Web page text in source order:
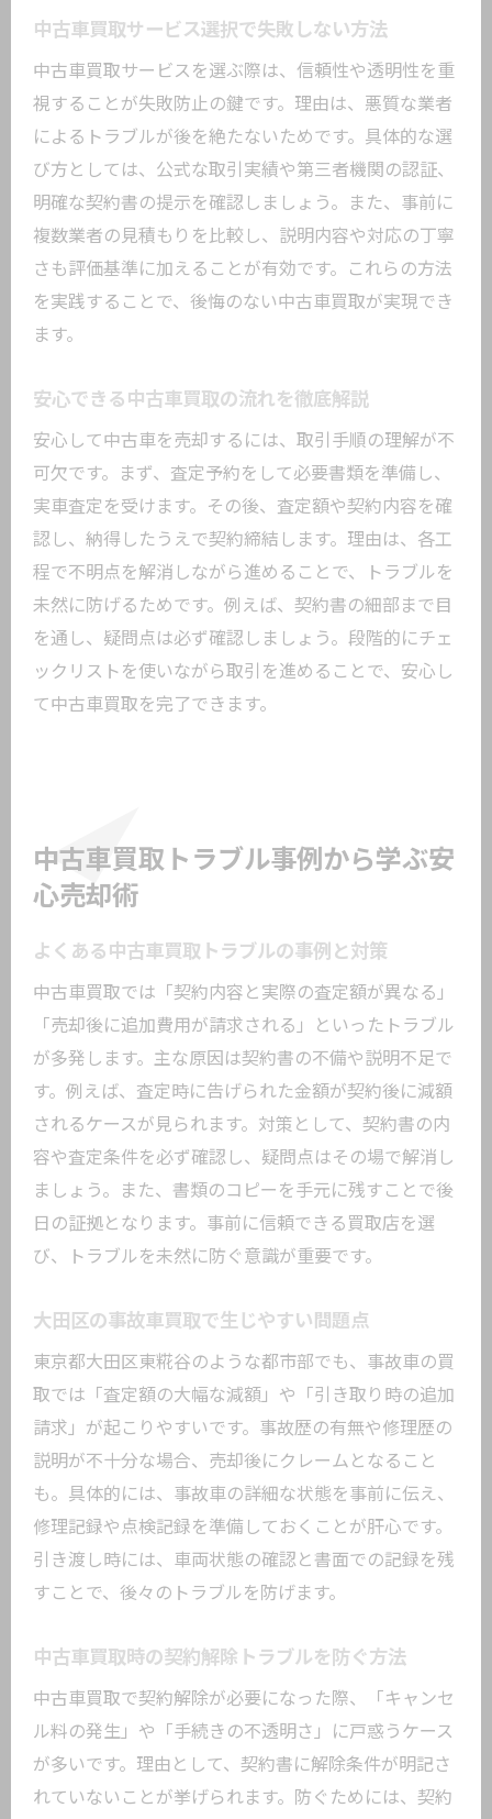
め
中古車買取トラブル時の相談窓口と利用
法
大田区の事故車買取で困った時の対処法
中古車買取トラブルの初期対応ポイント
車買取サービス利用後に起こる主な問題
例
用術
初めてでも安心な中古車買取手続きの全知識
中古車買取の流れと必要な手続き徹底解
説
中古車買取で初めての方が気をつけたい
点
車買取大田区でよく聞く疑問とその解決
法
中古車買取サービスの比較ポイント
トラブルを防ぐための手続きチェックリ
納得の売却へ導く中古車買取のポイント総ざ
らい
納得できる中古車買取サービスの選び方
信頼できる買取業者を見極めるチェック
法
中古車買取で後悔しないための準備術
大田区の中古車販売店活用術と注意事項
中古車買取トラブルを避ける最終確認ポ
中古車買取サービス選択で失敗しない方法
中古車買取サービスを選ぶ際は、信頼性や透明性を重
視することが失敗防止の鍵です。理由は、悪質な業者
によるトラブルが後を絶たないためです。具体的な選
び方としては、公式な取引実績や第三者機関の認証、
明確な契約書の提示を確認しましょう。また、事前に
複数業者の見積もりを比較し、説明内容や対応の丁寧
さも評価基準に加えることが有効です。これらの方法
を実践することで、後悔のない中古車買取が実現でき
ます。
安心できる中古車買取の流れを徹底解説
安心して中古車を売却するには、取引手順の理解が不
可欠です。まず、査定予約をして必要書類を準備し、
実車査定を受けます。その後、査定額や契約内容を確
認し、納得したうえで契約締結します。理由は、各工
程で不明点を解消しながら進めることで、トラブルを
未然に防げるためです。例えば、契約書の細部まで目
を通し、疑問点は必ず確認しましょう。段階的にチェ
ックリストを使いながら取引を進めることで、安心し
て中古車買取を完了できます。
中古車買取トラブル事例から学ぶ安
心売却術
よくある中古車買取トラブルの事例と対策
中古車買取では「契約内容と実際の査定額が異なる」
「売却後に追加費用が請求される」といったトラブル
が多発します。主な原因は契約書の不備や説明不足で
す。例えば、査定時に告げられた金額が契約後に減額
されるケースが見られます。対策として、契約書の内
容や査定条件を必ず確認し、疑問点はその場で解消し
ましょう。また、書類のコピーを手元に残すことで後
日の証拠となります。事前に信頼できる買取店を選
び、トラブルを未然に防ぐ意識が重要です。
大田区の事故車買取で生じやすい問題点
東京都大田区東糀谷のような都市部でも、事故車の買
取では「査定額の大幅な減額」や「引き取り時の追加
請求」が起こりやすいです。事故歴の有無や修理歴の
説明が不十分な場合、売却後にクレームとなること
も。具体的には、事故車の詳細な状態を事前に伝え、
修理記録や点検記録を準備しておくことが肝心です。
引き渡し時には、車両状態の確認と書面での記録を残
すことで、後々のトラブルを防げます。
中古車買取時の契約解除トラブルを防ぐ方法
中古車買取で契約解除が必要になった際、「キャンセ
ル料の発生」や「手続きの不透明さ」に戸惑うケース
が多いです。理由として、契約書に解除条件が明記さ
れていないことが挙げられます。防ぐためには、契約